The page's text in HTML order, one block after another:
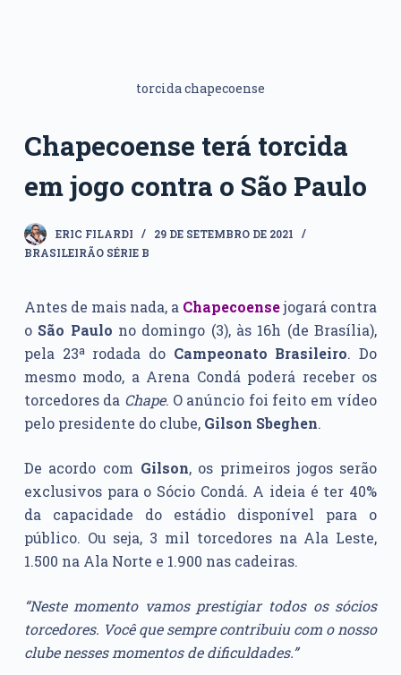
torcida chapecoense
Chapecoense terá torcida
em jogo contra o São Paulo
ERIC FILARDI
29 DE SETEMBRO DE 2021
BRASILEIRÃO SÉRIE B
Antes de mais nada, a Chapecoensejogará contra
o São Paulo no domingo (3), às 16h (de Brasília),
pela 23ª rodada do Campeonato Brasileiro. Do
mesmo modo, a Arena Condá poderá receber os
torcedores da Chape. O anúncio foi feito em vídeo
pelo presidente do clube, Gilson Sbeghen.
De acordo com Gilson, os primeiros jogos serão
exclusivos para o Sócio Condá. A ideia é ter 40%
da capacidade do estádio disponível para o
público. Ou seja, 3 mil torcedores na Ala Leste,
1.500 na Ala Norte e 1.900 nas cadeiras.
“Neste momento vamos prestigiar todos os sócios
torcedores. Você que sempre contribuiu com o nosso
clube nesses momentos de dificuldades.”